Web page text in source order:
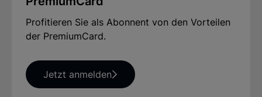
Profitieren Sie als Abonnent von den Vorteilen
der PremiumCard.
Jetzt anmelden